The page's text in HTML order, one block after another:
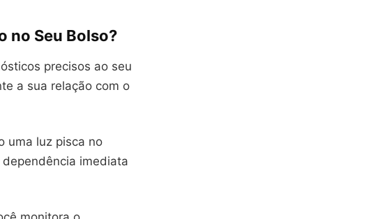
no Seu Bolso?
precisos ao seu
a sua relação com o
uma luz pisca no
imediata